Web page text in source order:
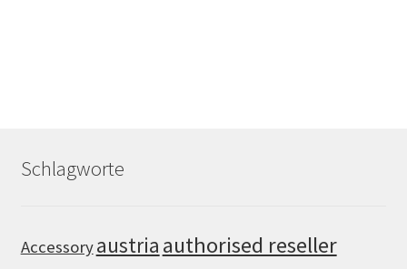
Schlagworte
Accessoryaustria authorised reseller